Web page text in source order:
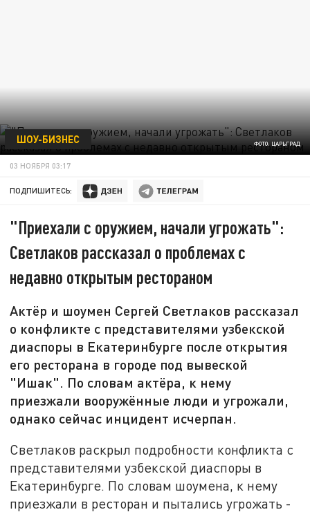
ФОТО: ЦАРЬГРАД
ШОУ-БИЗНЕС
03 НОЯБРЯ 03:17
ПОДПИШИТЕСЬ:
"Приехали с оружием, начали угрожать":
Светлаков рассказал о проблемах с
недавно открытым рестораном
Актёр и шоумен Сергей Светлаков рассказал
о конфликте с представителями узбекской
диаспоры в Екатеринбурге после открытия
его ресторана в городе под вывеской
"Ишак". По словам актёра, к нему
приезжали вооружённые люди и угрожали,
однако сейчас инцидент исчерпан.
Светлаков раскрыл подробности конфликта с
представителями узбекской диаспоры в
Екатеринбурге. По словам шоумена, к нему
приезжали в ресторан и пытались угрожать -